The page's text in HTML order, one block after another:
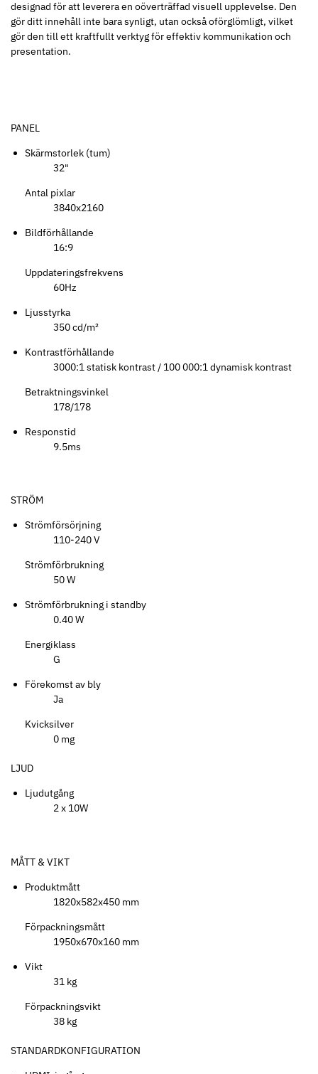
designad för att leverera en oöverträffad visuell upplevelse. Den
gör ditt innehåll inte bara synligt, utan också oförglömligt, vilket
gör den till ett kraftfullt verktyg för effektiv kommunikation och
presentation.
PANEL
Skärmstorlek (tum)
32"
Antal pixlar
3840x2160
Bildförhållande
16:9
Uppdateringsfrekvens
60Hz
Ljusstyrka
350 cd/m²
Kontrastförhållande
3000:1 statisk kontrast / 100 000:1 dynamisk kontrast
Betraktningsvinkel
178/178
Responstid
9.5ms
STRÖM
Strömförsörjning
110-240 V
Strömförbrukning
50 W
Strömförbrukning i standby
0.40 W
Energiklass
G
Förekomst av bly
Ja
Kvicksilver
0 mg
LJUD
Ljudutgång
2 x 10W
MÅTT & VIKT
Produktmått
1820x582x450 mm
Förpackningsmått
1950x670x160 mm
Vikt
31 kg
Förpackningsvikt
38 kg
STANDARDKONFIGURATION